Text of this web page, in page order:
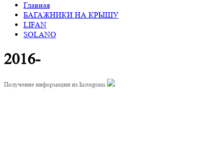
Главная
БАГАЖНИКИ НА КРЫШУ
LIFAN
SOLANO
2016-
Получение информации из Instagram